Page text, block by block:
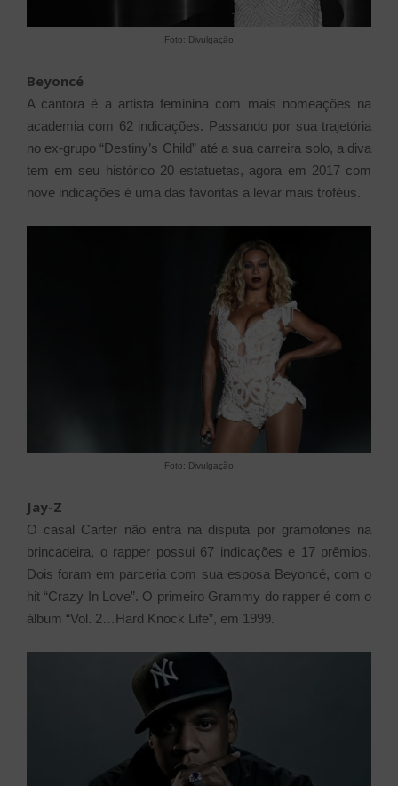
Foto: Divulgação
Beyoncé
A cantora é a artista feminina com mais nomeações na
academia com 62 indicações. Passando por sua trajetória
no ex-grupo “Destiny’s Child” até a sua carreira solo, a diva
tem em seu histórico 20 estatuetas, agora em 2017 com
nove indicações é uma das favoritas a levar mais troféus.
Foto: Divulgação
Jay-Z
O casal Carter não entra na disputa por gramofones na
brincadeira, o rapper possui 67 indicações e 17 prêmios.
Dois foram em parceria com sua esposa Beyoncé, com o
hit “Crazy In Love”. O primeiro Grammy do rapper é com o
álbum “Vol. 2…Hard Knock Life”, em 1999.